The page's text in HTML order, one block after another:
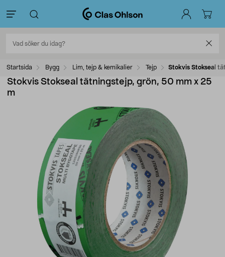
Startsida Bygg Lim, tejp & kemikalier Tejp Stokvis Stokseal
Stokvis Stokseal tätningstejp, grön, 50 mm x 25
m